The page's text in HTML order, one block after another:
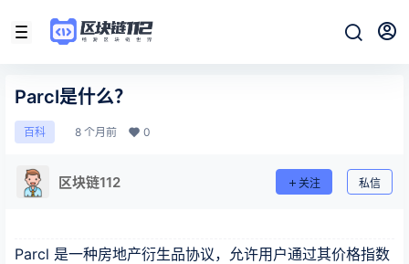
Parcl是什么？
百科 8 个月前 0
区块链112 关注 私信
Parcl 是一种房地产衍生品协议，允许用户通过其价格指数